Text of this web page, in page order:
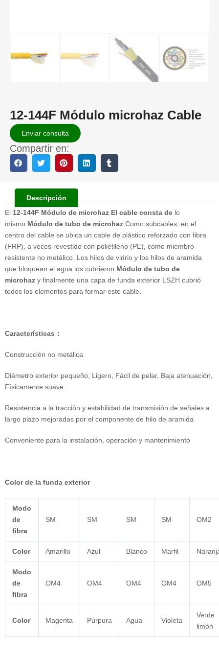
12-144F Módulo microhaz Cable
Enviar consulta
Compartir en:
Descripción
El 12-144F Módulo de microhaz El cable consta de lo
mismo Módulo de tubo de microhaz Como subcables, en el
centro del cable se ubica un cable de plástico reforzado con fibra
(FRP), a veces revestido con polietileno (PE), como miembro
resistente no metálico. Los hilos de vidrio y los hilos de aramida
que bloquean el agua los cubrieron Módulo de tubo de
microhaz y finalmente una capa de funda exterior LSZH cubrió
todos los elementos para formar este cable.
Características ：
Construcción no metálica
Diámetro exterior pequeño, Ligero, Fácil de pelar, Baja atenuación,
Físicamente suave
Resistencia a la tracción y estabilidad de transmisión de señales a
largo plazo mejoradas por el componente de hilo de aramida
Conveniente para la instalación, operación y mantenimiento
Color de la funda exterior
Modo
de
fibra
SM SM SM SM OM2
Color Amarillo Azul Blanco Marfil
Modo
de
fibra
OM4 OM4 OM4 OM4 OM5
Color Magenta Púrpura Agua Violeta
Verde
limón